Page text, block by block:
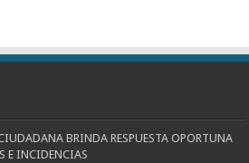
BRINDA RESPUESTA OPORTUNA
E INCIDENCIAS